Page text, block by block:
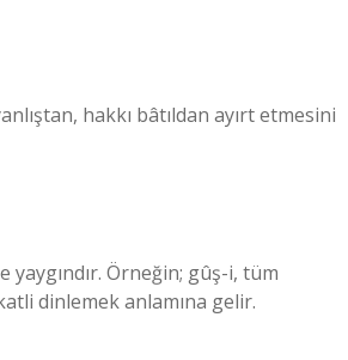
hakkı bâtıldan ayırt etmesini
yaygındır. Örneğin; gûş-i, tüm
dinlemek anlamına gelir.